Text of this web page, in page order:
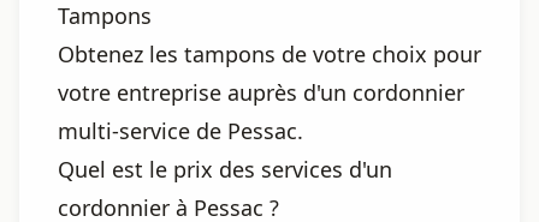
Tampons
Obtenez les tampons de votre choix pour
votre entreprise auprès d'un cordonnier
multi-service de Pessac.
Quel est le prix des services d'un
cordonnier à Pessac ?